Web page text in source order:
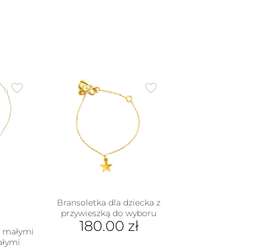
Bransoletka dla dziecka z
przywieszką do wyboru
180.00 zł